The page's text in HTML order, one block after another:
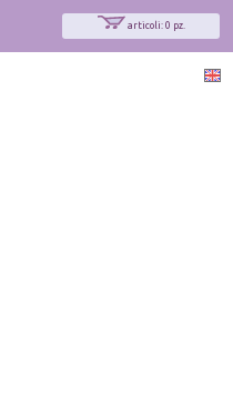
articoli: 0 pz.